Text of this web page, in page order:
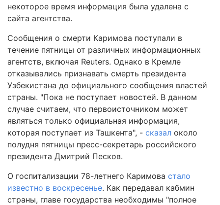
некоторое время информация была удалена с
сайта агентства.
Сообщения о смерти Каримова поступали в
течение пятницы от различных информационных
агентств, включая Reuters. Однако в Кремле
отказывались признавать смерть президента
Узбекистана до официального сообщения властей
страны. "Пока не поступает новостей. В данном
случае считаем, что первоисточником может
являться только официальная информация,
которая поступает из Ташкента", - сказал около
полудня пятницы пресс-секретарь российского
президента Дмитрий Песков.
О госпитализации 78-летнего Каримова стало
известно в воскресенье. Как передавал кабмин
страны, главе государства необходимы "полное